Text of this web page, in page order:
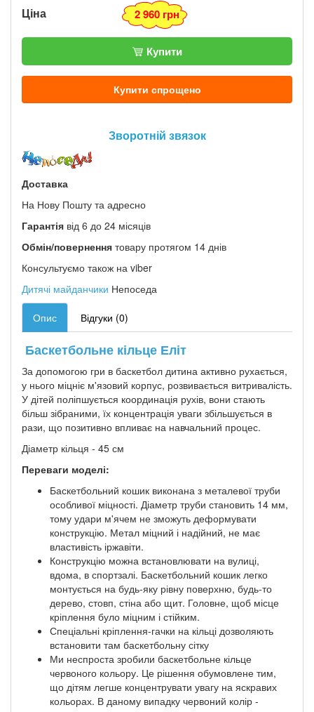
Ціна 2 960 грн
Купити
Купити спрощено
Зворотній звязок
Доставка
На Нову Пошту та адресно
Гарантія від 6 до 24 місяців
Обмін/повернення товару протягом 14 днів
Консультуємо також на viber
Дитячі майданчики Непоседа
Опис Відгуки (0)
Баскетбольне кільце Еліт
За допомогою гри в баскетбол дитина активно рухається,
у нього міцніє м'язовий корпус, розвивається витривалість.
У дітей поліпшується координація рухів, вони стають
більш зібраними, їх концентрація уваги збільшується в
рази, що позитивно впливає на навчальний процес.
Діаметр кільця - 45 см
Переваги моделі:
Баскетбольний кошик виконана з металевої труби
особливої ​​міцності. Діаметр труби становить 14 мм,
тому удари м'ячем не зможуть деформувати
конструкцію. Метал міцний і надійний, не має
властивість іржавіти.
Конструкцію можна встановлювати на вулиці,
вдома, в спортзалі. Баскетбольний кошик легко
монтується на будь-яку рівну поверхню, будь-то
дерево, стовп, стіна або щит. Головне, щоб місце
кріплення було міцним і стійким.
Спеціальні кріплення-гачки на кільці дозволяють
встановити там баскетбольну сітку
Ми неспроста зробили баскетбольне кільце
червоного кольору. Це рішення обумовлене тим,
що дітям легше концентрувати увагу на яскравих
кольорах. В даному випадку червоний колір -